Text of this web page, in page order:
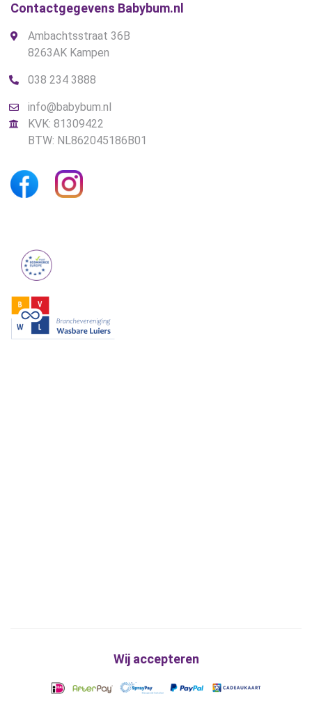
Contactgegevens Babybum.nl
Ambachtsstraat 36B
8263AK Kampen
038 234 3888
info@babybum.nl
KVK: 81309422
BTW: NL862045186B01
Wij accepteren